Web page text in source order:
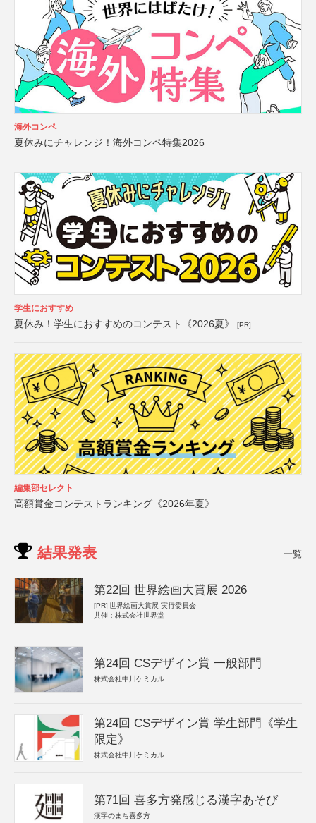
海外コンペ
夏休みにチャレンジ！海外コンペ特集2026
学生におすすめ
夏休み！学生におすすめのコンテスト《2026夏》 [PR]
編集部セレクト
高額賞金コンテストランキング《2026年夏》
結果発表 一覧
第22回 世界絵画大賞展 2026
[PR] 世界絵画大賞展 実行委員会
共催：株式会社世界堂
第24回 CSデザイン賞 一般部門
株式会社中川ケミカル
第24回 CSデザイン賞 学生部門《学生
限定》
株式会社中川ケミカル
第71回 喜多方発感じる漢字あそび
漢字のまち喜多方